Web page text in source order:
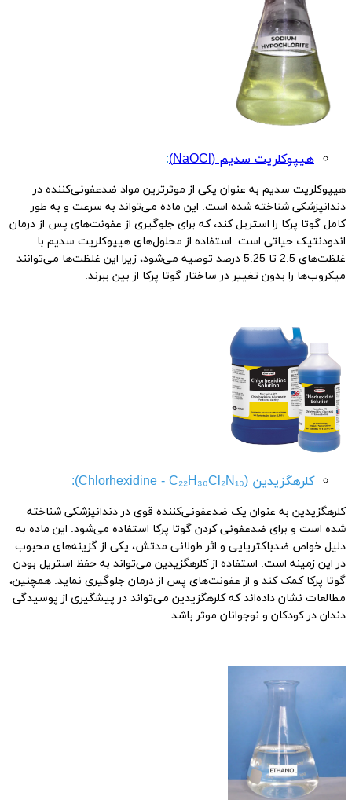
هیپوکلریت سدیم (NaOCl) :
هیپوکلریت سدیم به عنوان یکی از موثرترین مواد ضدعفونی‌کننده در
دندانپزشکی شناخته شده است. این ماده می‌تواند به سرعت و به طور
کامل گوتا پرکا را استریل کند، که برای جلوگیری از عفونت‌های پس از درمان
اندودنتیک حیاتی است. استفاده از محلول‌های هیپوکلریت سدیم با
غلظت‌های 2.5 تا 5.25 درصد توصیه می‌شود، زیرا این غلظت‌ها می‌توانند
میکروب‌ها را بدون تغییر در ساختار گوتا پرکا از بین ببرند.
کلرهگزیدین (Chlorhexidine - C₂₂H₃₀Cl₂N₁₀):
کلرهگزیدین به عنوان یک ضدعفونی‌کننده قوی در دندانپزشکی شناخته
شده است و برای ضدعفونی کردن گوتا پرکا استفاده می‌شود. این ماده به
دلیل خواص ضدباکتریایی و اثر طولانی مدتش، یکی از گزینه‌های محبوب
در این زمینه است. استفاده از کلرهگزیدین می‌تواند به حفظ استریل بودن
گوتا پرکا کمک کند و از عفونت‌های پس از درمان جلوگیری نماید. همچنین،
مطالعات نشان داده‌اند که کلرهگزیدین می‌تواند در پیشگیری از پوسیدگی
دندان در کودکان و نوجوانان موثر باشد.